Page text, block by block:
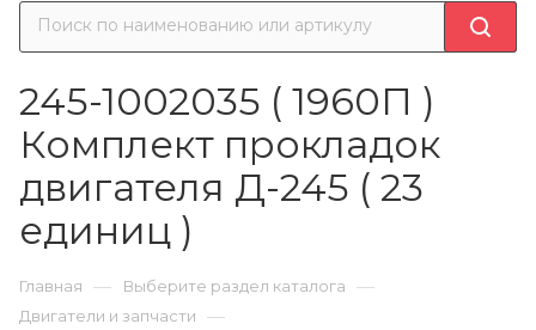
245-1002035 ( 1960П )
Комплект прокладок
двигателя Д-245 ( 23
единиц )
Главная — Выберите раздел каталога —
Двигатели и запчасти —